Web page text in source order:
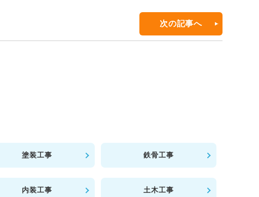
次の記事へ
塗装工事 鉄骨工事
内装工事 土木工事